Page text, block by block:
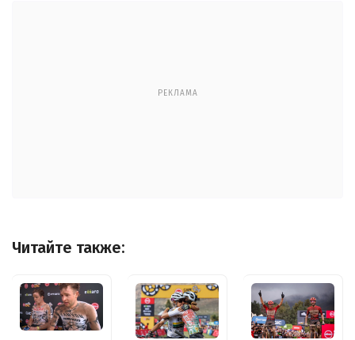
РЕКЛАМА
Читайте также: